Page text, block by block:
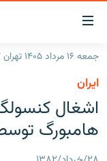
لینک‌های
قابلیت
دسترسی
بازگشت
منوی
اصلی
رفتن
ایران
جهان
جمعه ۱۶ مرداد ۱۴۰۵ تهران ۱۸:۳۷
ايران
اشغال
هامبورگ